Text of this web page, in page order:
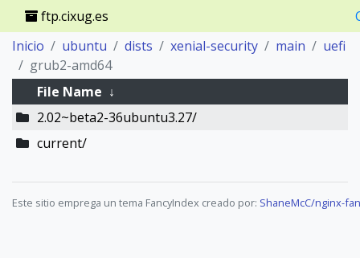
ftp.cixug.es
Inicio
ubuntu dists xenial-security main
uefi
grub2-amd64
File Name ↓
2.02~beta2-36ubuntu3.27/
current/
Este sitio emprega un tema FancyIndex creado por: ShaneMcC/nginx-